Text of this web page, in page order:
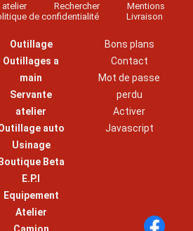
Rechercher
Mentions
de confidentialité Livraison
Outillage
Outillages a
main
Servante
atelier
auto
Usinage
Boutique Beta
E.P.I
Equipement
Atelier
Bons plans
Contact
Mot de passe
perdu
Activer
Javascript